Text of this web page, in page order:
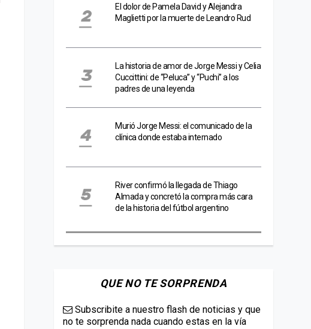
El dolor de Pamela David y Alejandra
Maglietti por la muerte de Leandro Rud
La historia de amor de Jorge Messi y Celia
Cuccittini: de “Peluca” y “Puchi” a los
padres de una leyenda
Murió Jorge Messi: el comunicado de la
clínica donde estaba internado
River confirmó la llegada de Thiago
Almada y concretó la compra más cara
de la historia del fútbol argentino
QUE NO TE SORPRENDA
Subscribite a nuestro flash de noticias y que
no te sorprenda nada cuando estas en la vía